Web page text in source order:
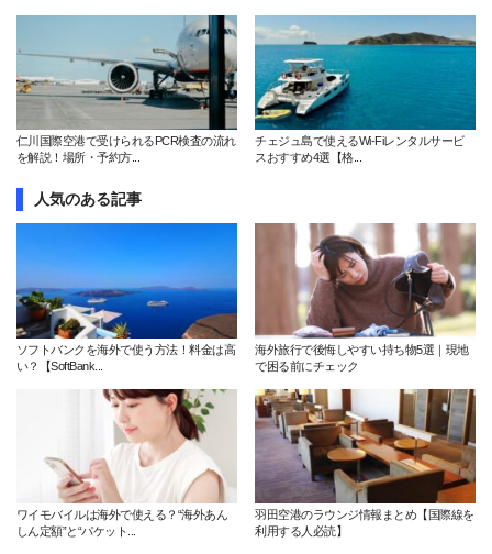
仁川国際空港で受けられるPCR検査の流れ
を解説！場所・予約方...
チェジュ島で使えるWi-Fiレンタルサービ
スおすすめ4選【格...
人気のある記事
ソフトバンクを海外で使う方法！料金は高
い？【SoftBank...
海外旅行で後悔しやすい持ち物5選｜現地
で困る前にチェック
ワイモバイルは海外で使える？“海外あん
しん定額”と“パケット...
羽田空港のラウンジ情報まとめ【国際線を
利用する人必読】